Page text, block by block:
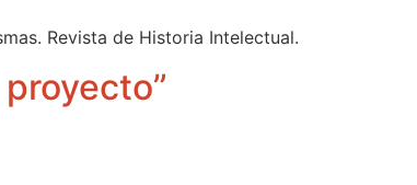
Revista de Historia Intelectual.